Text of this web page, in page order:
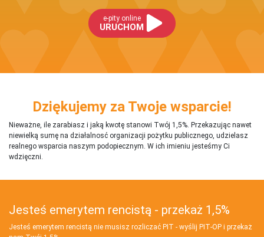
e-pity online
URUCHOM
Dziękujemy za Twoje wsparcie!
Nieważne, ile zarabiasz i jaką kwotę stanowi Twój 1,5%. Przekazując nawet
niewielką sumę na działalnosć organizacji pożytku publicznego, udzielasz
realnego wsparcia naszym podopiecznym. W ich imieniu jesteśmy Ci
wdzięczni.
Jesteś emerytem rencistą - przekaż 1,5%
Jesteś emerytem rencistą nie musisz rozliczać PIT - wyślij PIT‑OP i przekaż